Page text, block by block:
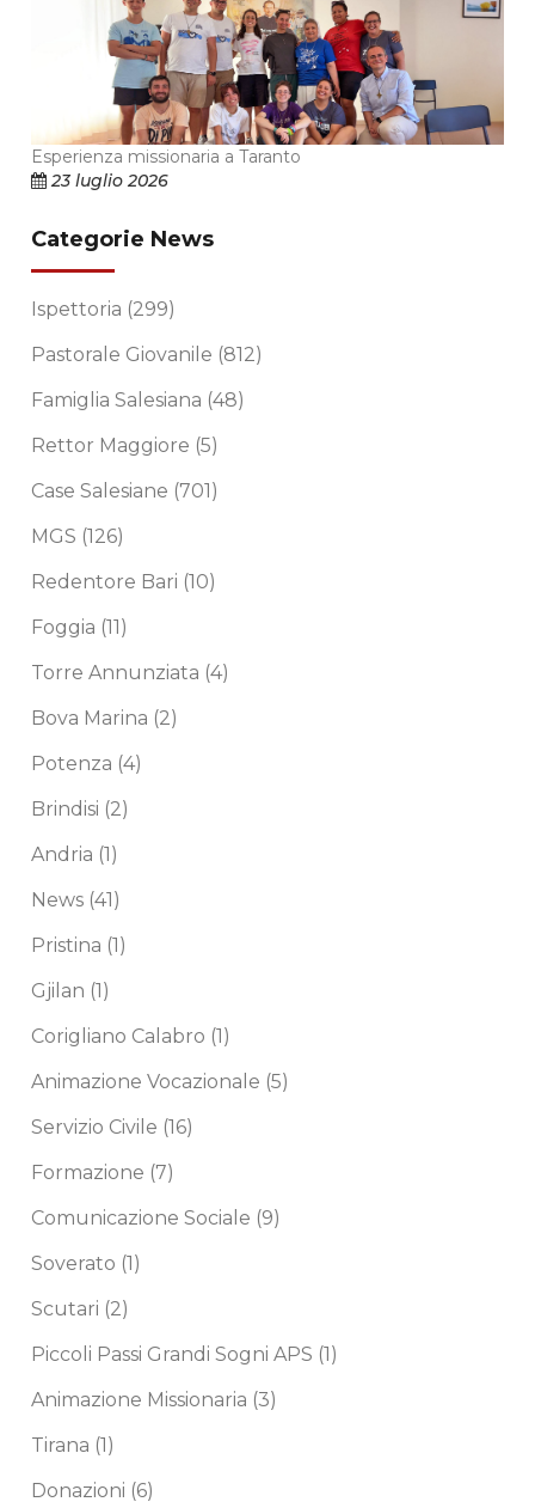
Esperienza missionaria a Taranto
23 luglio 2026
Categorie News
Ispettoria (299)
Pastorale Giovanile (812)
Famiglia Salesiana (48)
Rettor Maggiore (5)
Case Salesiane (701)
MGS (126)
Redentore Bari (10)
Foggia (11)
Torre Annunziata (4)
Bova Marina (2)
Potenza (4)
Brindisi (2)
Andria (1)
News (41)
Pristina (1)
Gjilan (1)
Corigliano Calabro (1)
Animazione Vocazionale (5)
Servizio Civile (16)
Formazione (7)
Comunicazione Sociale (9)
Soverato (1)
Scutari (2)
Piccoli Passi Grandi Sogni APS (1)
Animazione Missionaria (3)
Tirana (1)
Donazioni (6)